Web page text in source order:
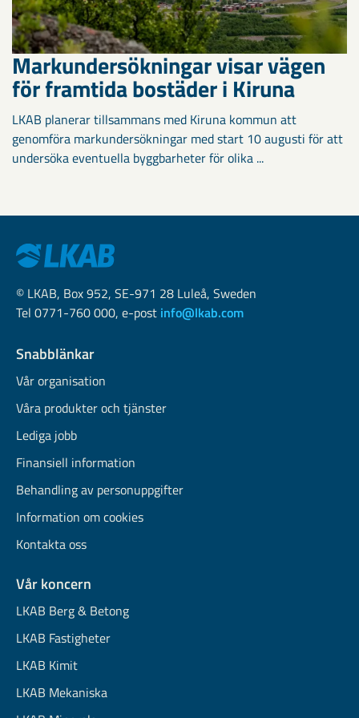
Markundersökningar visar vägen
för framtida bostäder i Kiruna
LKAB planerar tillsammans med Kiruna kommun att
genomföra markundersökningar med start 10 augusti för att
undersöka eventuella byggbarheter för olika ...
© LKAB, Box 952, SE-971 28 Luleå, Sweden
Tel 0771-760 000, e-post info@lkab.com
Snabblänkar
Vår organisation
Våra produkter och tjänster
Lediga jobb
Finansiell information
Behandling av personuppgifter
Information om cookies
Kontakta oss
Vår koncern
LKAB Berg & Betong
LKAB Fastigheter
LKAB Kimit
LKAB Mekaniska